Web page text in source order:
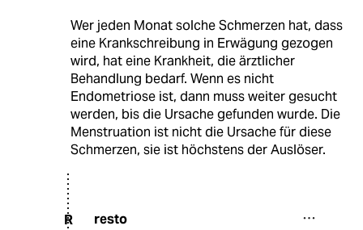
Wer jeden Monat solche Schmerzen hat, dass
eine Krankschreibung in Erwägung gezogen
wird, hat eine Krankheit, die ärztlicher
Behandlung bedarf. Wenn es nicht
Endometriose ist, dann muss weiter gesucht
werden, bis die Ursache gefunden wurde. Die
Menstruation ist nicht die Ursache für diese
Schmerzen, sie ist höchstens der Auslöser.
R resto